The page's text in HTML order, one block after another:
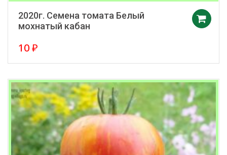
2020г. Семена томата Белый
мохнатый кабан
10₽